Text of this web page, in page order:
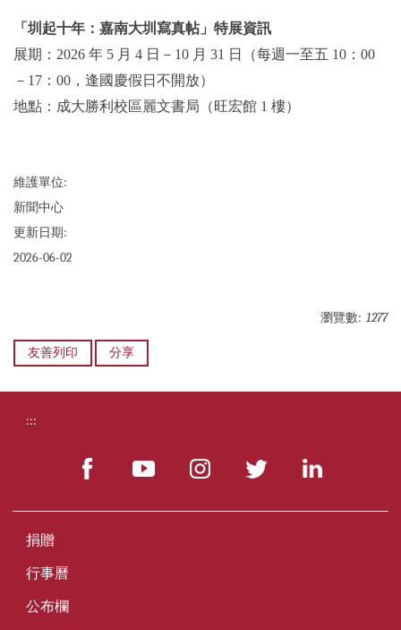
「圳起十年：嘉南大圳寫真帖」特展資訊
展期：2026 年 5 月 4 日－10 月 31 日（每週一至五 10：00
－17：00，逢國慶假日不開放）
地點：成大勝利校區麗文書局（旺宏館 1 樓）
維護單位:
新聞中心
更新日期:
2026-06-02
瀏覽數: 1277
友善列印 分享
:::
捐贈
行事曆
公布欄